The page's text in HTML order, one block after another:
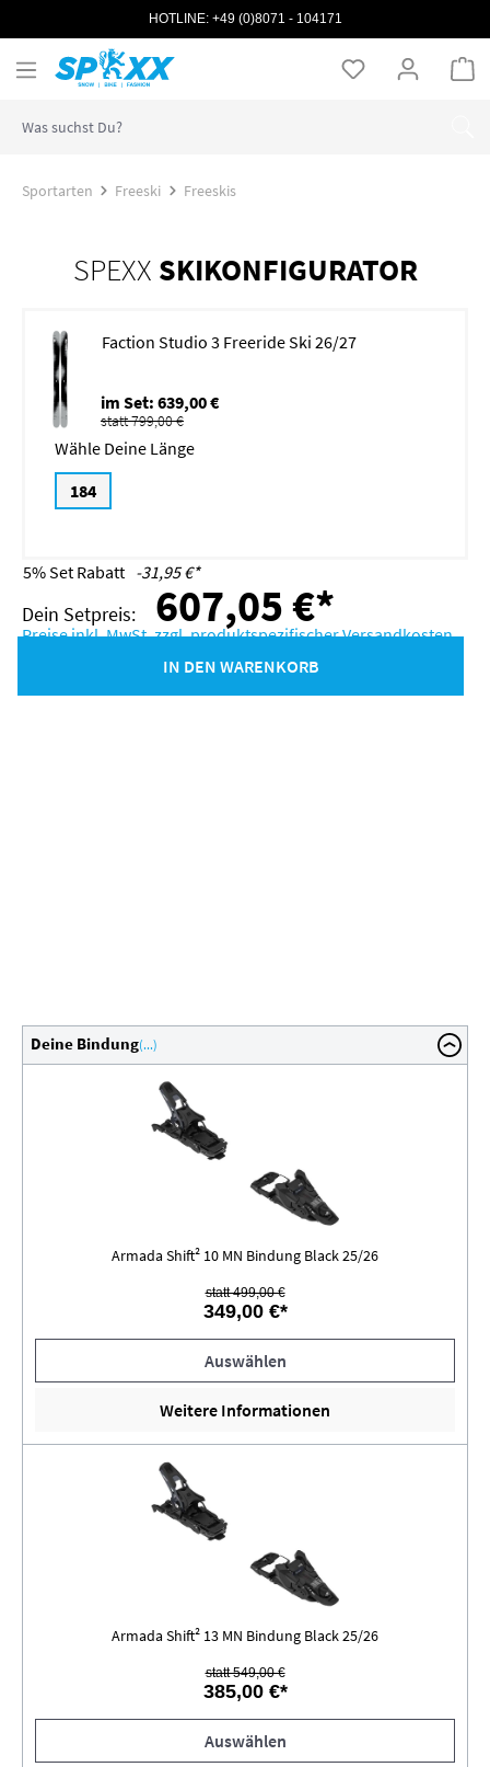
Zum Hauptinhalt springen
HOTLINE: +49 (0)8071 - 104171
Sportarten Freeski Freeskis
Deine Bindung(...)
Armada Shift² 10 MN Bindung Black 25/26
statt 499,00 €
349,00 €*
Auswählen
Weitere Informationen
Armada Shift² 13 MN Bindung Black 25/26
statt 549,00 €
385,00 €*
Auswählen
SPEXX SKIKONFIGURATOR
Faction Studio 3 Freeride Ski 26/27
im Set: 639,00 €
statt 799,00 €
Länge
184
5% Set Rabatt -31,95 €*
607,05 €*
Preise inkl. MwSt. zzgl. produktspezifischer Versandkosten
IN DEN WARENKORB